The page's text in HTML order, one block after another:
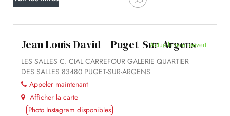
Jean Louis David – Puget-Sur-Argens
LES SALLES C. CIAL CARREFOUR GALERIE QUARTIER
DES SALLES 83480 PUGET-SUR-ARGENS
Appeler maintenant
Afficher la carte
Actuellement ouvert
Photo Instagram disponibles